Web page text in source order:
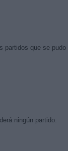
partidos que se pudo
ningún partido.